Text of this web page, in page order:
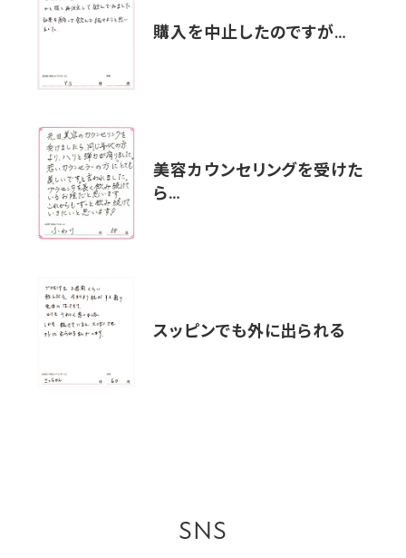
購入を中止したのですが…
美容カウンセリングを受けた
ら…
スッピンでも外に出られる
SNS